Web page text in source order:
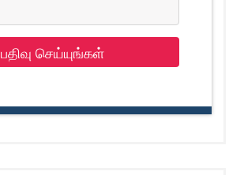
பதிவு செய்யுங்கள்